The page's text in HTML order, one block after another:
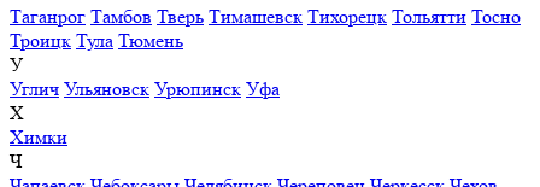
Таганрог Тамбов Тверь Тимашевск Тихорецк Тольятти Тосно
Троицк Тула Тюмень
У
Углич Ульяновск Урюпинск Уфа
Х
Химки
Ч